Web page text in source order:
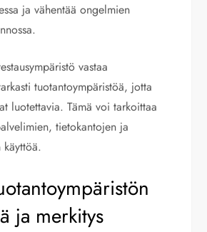
ja vähentää ongelmien
vastaa
tuotantoympäristöä, jotta
luotettavia. Tämä voi tarkoittaa
tietokantojen ja
ja merkitys